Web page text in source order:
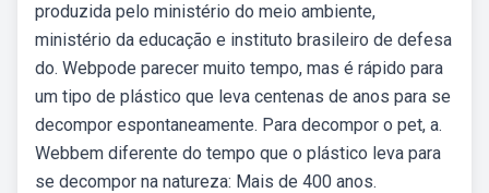
produzida pelo ministério do meio ambiente,
ministério da educação e instituto brasileiro de defesa
do. Webpode parecer muito tempo, mas é rápido para
um tipo de plástico que leva centenas de anos para se
decompor espontaneamente. Para decompor o pet, a.
Webbem diferente do tempo que o plástico leva para
se decompor na natureza: Mais de 400 anos.